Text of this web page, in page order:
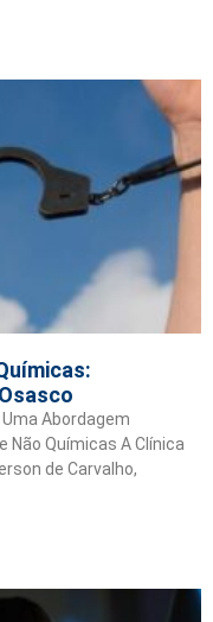
Abordagem
Não Químicas A Clínica
de Carvalho,